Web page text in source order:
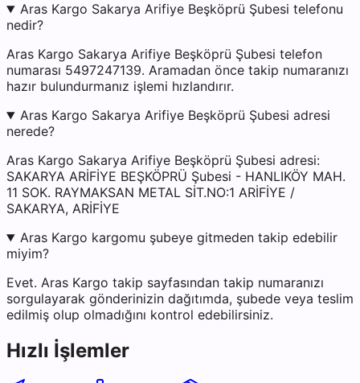
Aras Kargo Sakarya Arifiye Beşköprü Şubesi telefonu
nedir?
Aras Kargo Sakarya Arifiye Beşköprü Şubesi telefon
numarası 5497247139. Aramadan önce takip numaranızı
hazır bulundurmanız işlemi hızlandırır.
Aras Kargo Sakarya Arifiye Beşköprü Şubesi adresi
nerede?
Aras Kargo Sakarya Arifiye Beşköprü Şubesi adresi:
SAKARYA ARİFİYE BEŞKÖPRÜ Şubesi - HANLIKÖY MAH.
11 SOK. RAYMAKSAN METAL SİT.NO:1 ARİFİYE /
SAKARYA, ARİFİYE
Aras Kargo kargomu şubeye gitmeden takip edebilir
miyim?
Evet. Aras Kargo takip sayfasından takip numaranızı
sorgulayarak gönderinizin dağıtımda, şubede veya teslim
edilmiş olup olmadığını kontrol edebilirsiniz.
Hızlı İşlemler